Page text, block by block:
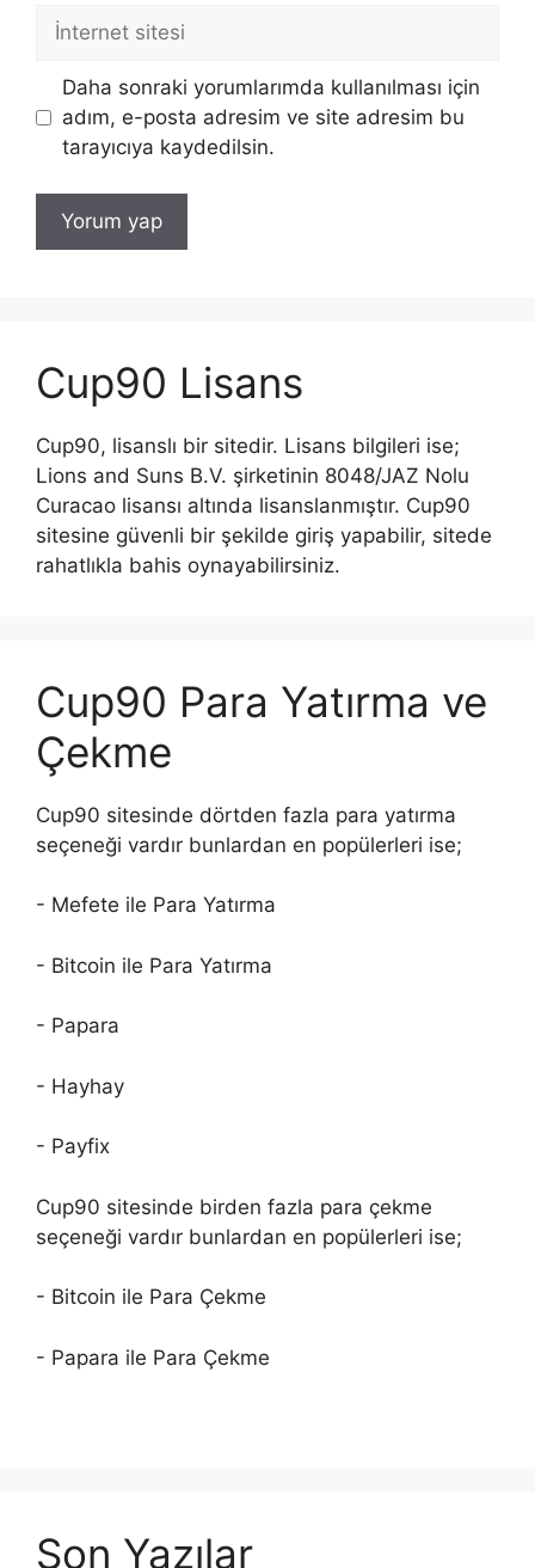
İnternet
Daha sonraki yorumlarımda kullanılması için
adım, e-posta adresim ve site adresim bu
tarayıcıya kaydedilsin.
Cup90 Lisans
Cup90, lisanslı bir sitedir. Lisans bilgileri ise;
Lions and Suns B.V. şirketinin 8048/JAZ Nolu
Curacao lisansı altında lisanslanmıştır. Cup90
sitesine güvenli bir şekilde giriş yapabilir, sitede
rahatlıkla bahis oynayabilirsiniz.
Cup90 Para Yatırma ve
Çekme
Cup90 sitesinde dörtden fazla para yatırma
seçeneği vardır bunlardan en popülerleri ise;
- Mefete ile Para Yatırma
- Bitcoin ile Para Yatırma
- Papara
- Hayhay
- Payfix
Cup90 sitesinde birden fazla para çekme
seçeneği vardır bunlardan en popülerleri ise;
- Bitcoin ile Para Çekme
- Papara ile Para Çekme
Son Yazılar